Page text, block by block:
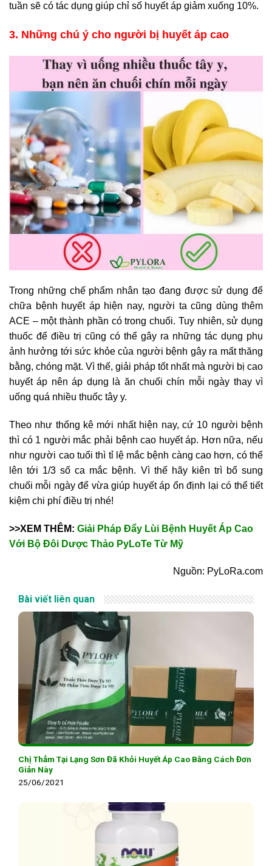
tuần sẽ có tác dụng giúp chỉ số huyết áp giảm xuống 10%.
3. Những chú ý cho người bị huyết áp cao
Trong những chế phẩm nhân tạo đang được sử dụng để
chữa bệnh huyết áp hiện nay, người ta cũng dùng thêm
ACE – một thành phần có trong chuối. Tuy nhiên, sử dụng
thuốc để điều trị cũng có thể gây ra những tác dụng phụ
ảnh hưởng tới sức khỏe của người bệnh gây ra mất thăng
bằng, chóng mặt. Vì thế, giải pháp tốt nhất mà người bị cao
huyết áp nên áp dụng là ăn chuối chín mỗi ngày thay vì
uống quá nhiều thuốc tây y.
Theo như thống kê mới nhất hiện nay, cứ 10 người bệnh
thì có 1 người mắc phải bệnh cao huyết áp. Hơn nữa, nếu
như người cao tuổi thì tỉ lệ mắc bệnh càng cao hơn, có thể
lên tới 1/3 số ca mắc bệnh. Vì thế hãy kiên trì bổ sung
chuối mỗi ngày để vừa giúp huyết áp ổn định lại có thể tiết
kiệm chi phí điều trị nhé!
>>XEM THÊM: Giải Pháp Đẩy Lùi Bệnh Huyết Áp Cao
Với Bộ Đôi Dược Thảo PyLoTe Từ Mỹ
Nguồn: PyLoRa.com
Bài viết liên quan
Chị Thẳm Tại Lạng Sơn Đã Khỏi Huyết Áp Cao Bằng Cách Đơn
Giản Này
25/06/2021